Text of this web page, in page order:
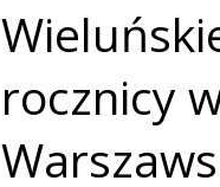
rocznicy